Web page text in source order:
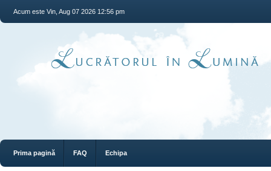
Acum este Vin, Aug 07 2026 12:56 pm
Prima pagină FAQ Echipa